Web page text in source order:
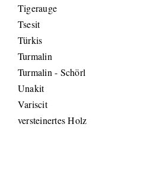
Tigerauge
Tsesit
Türkis
Turmalin
Turmalin - Schörl
Unakit
Variscit
versteinertes Holz